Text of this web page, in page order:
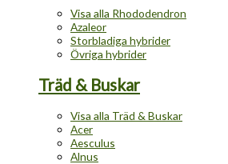
Visa alla Rhododendron
Azaleor
Storbladiga hybrider
Övriga hybrider
Träd & Buskar
Visa alla Träd & Buskar
Acer
Aesculus
Alnus